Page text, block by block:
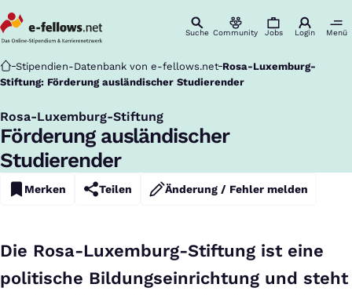
Suche Community Jobs Login Menü
Startseite
Stipendien-Datenbank von e-fellows.net Rosa-Luxemburg-
Stiftung: Förderung ausländischer Studierender
Rosa-Luxemburg-Stiftung
:
Förderung ausländischer
Studierender
Merken Teilen Änderung / Fehler melden
Die Rosa-Luxemburg-Stiftung ist eine
politische Bildungseinrichtung und steht